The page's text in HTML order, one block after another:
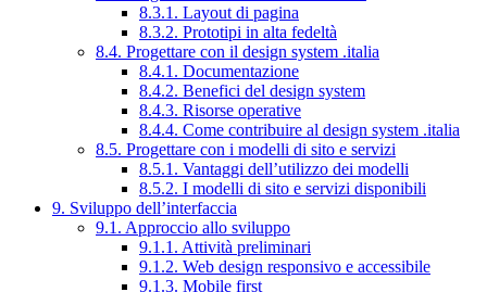
8.3.1. Layout di pagina
8.3.2. Prototipi in alta fedeltà
8.4. Progettare con il design system .italia
8.4.1. Documentazione
8.4.2. Benefici del design system
8.4.3. Risorse operative
8.4.4. Come contribuire al design system .italia
8.5. Progettare con i modelli di sito e servizi
8.5.1. Vantaggi dell’utilizzo dei modelli
8.5.2. I modelli di sito e servizi disponibili
9. Sviluppo dell’interfaccia
9.1. Approccio allo sviluppo
9.1.1. Attività preliminari
9.1.2. Web design responsivo e accessibile
9.1.3. Mobile first